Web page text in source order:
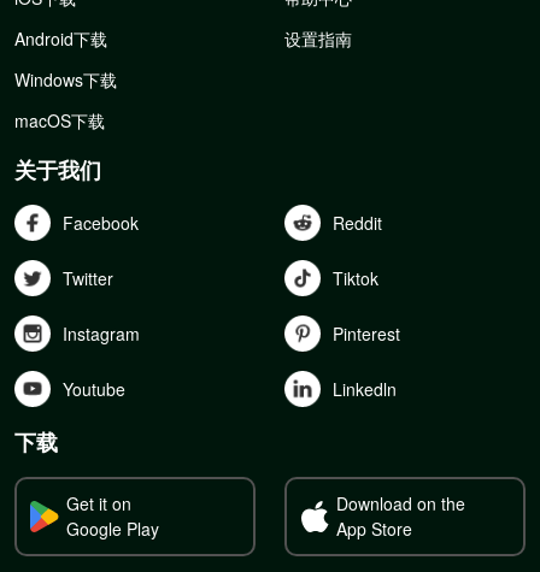
Android下载
Windows下载
macOS下载
设置指南
关于我们
Facebook Reddit
Twitter Tiktok
Instagram Pinterest
Youtube Linkedln
下载
Get it on
Google Play
Download on the
App Store